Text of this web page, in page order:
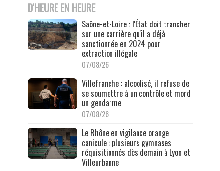
D'HEURE EN HEURE
Saône-et-Loire : l'État doit trancher
sur une carrière qu'il a déjà
sanctionnée en 2024 pour
extraction illégale
07/08/26
Villefranche : alcoolisé, il refuse de
se soumettre à un contrôle et mord
un gendarme
07/08/26
Le Rhône en vigilance orange
canicule : plusieurs gymnases
réquisitionnés dès demain à Lyon et
Villeurbanne